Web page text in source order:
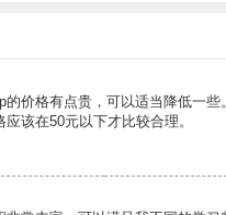
的价格有点贵，可以适当降低一些
该在50元以下才比较合理。